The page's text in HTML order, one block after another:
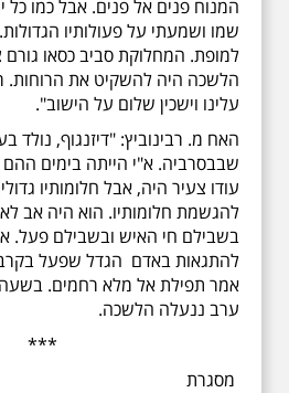
המנוח פנים אל פנים. אבל כמו כל
שמו ושמעתי על פעולותיו
למופת. המחלוקת סביב כסאו
הלשכה היה להשקיט את הרוחות.
עלינו וישכין שלום על הישוב".
האח מ. רבינוביץ: "דיזנגוף, נולד
שבבסרביה. א"י הייתה בימים
עודו צעיר היה, אבל חלומותיו
להגשמת חלומותיו. הוא היה אב
בשבילם חי האיש ובשבילם פעל.
להתגאות באדם הגדל שפעל
ערב ננעלה הלשכה.
***
מסגרת